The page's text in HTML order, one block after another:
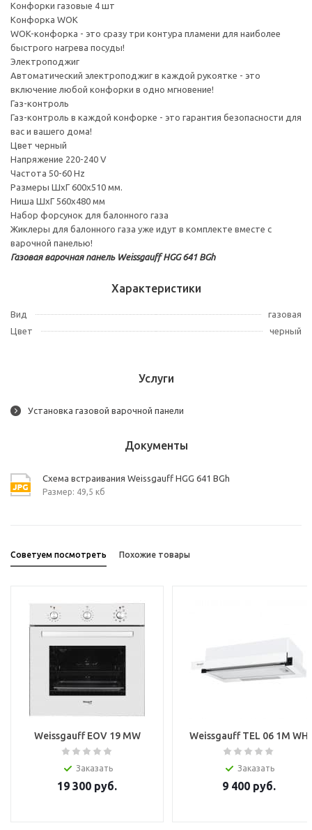
Конфорки газовые 4 шт
Конфорка WOK
WOK-конфорка - это сразу три контура пламени для наиболее
быстрого нагрева посуды!
Электроподжиг
Автоматический электроподжиг в каждой рукоятке - это
включение любой конфорки в одно мгновение!
Газ-контроль
Газ-контроль в каждой конфорке - это гарантия безопасности для
вас и вашего дома!
Цвет черный
Напряжение 220-240 V
Частота 50-60 Hz
Размеры ШхГ 600х510 мм.
Ниша ШхГ 560х480 мм
Набор форсунок для балонного газа
Жиклеры для балонного газа уже идут в комплекте вместе с
варочной панелью!
Газовая варочная панель Weissgauff HGG 641 BGh
Характеристики
Вид
газовая
Цвет
черный
Услуги
Установка газовой варочной панели
Документы
Схема встраивания Weissgauff HGG 641 BGh
Размер: 49,5 кб
Советуем посмотреть Похожие товары
Weissgauff EOV 19 MW
Заказать
19 300 руб.
Weissgauff TEL 06 1M WH
Заказать
9 400руб.